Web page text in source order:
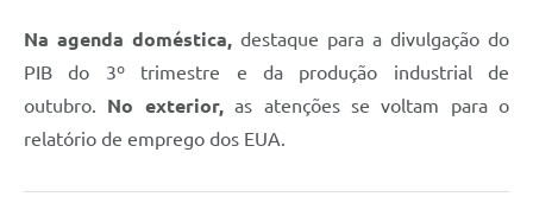
Na agenda doméstica, destaque para a divulgação do
PIB do 3º trimestre e da produção industrial de
outubro. No exterior,as atenções se voltam para o
relatório de emprego dos EUA.